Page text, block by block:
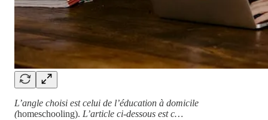
L’angle choisi est celui de l’éducation à domicile
(homeschooling). L’article ci-dessous est c…